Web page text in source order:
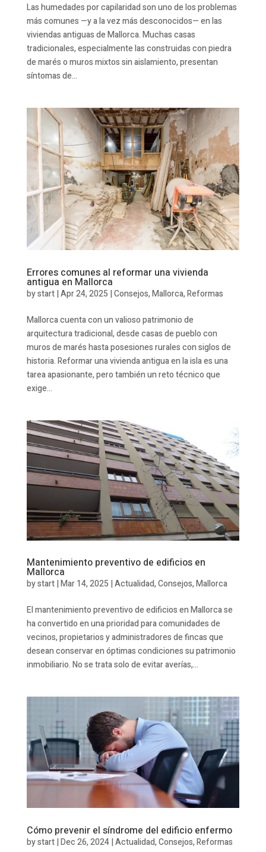
Las humedades por capilaridad son uno de los problemas
más comunes —y a la vez más desconocidos— en las
viviendas antiguas de Mallorca. Muchas casas
tradicionales, especialmente las construidas con piedra
de marés o muros mixtos sin aislamiento, presentan
síntomas de...
Errores comunes al reformar una vivienda
antigua en Mallorca
bystart|Apr 24, 2025 |Consejos,Mallorca,Reformas
Mallorca cuenta con un valioso patrimonio de
arquitectura tradicional, desde casas de pueblo con
muros de marés hasta posesiones rurales con siglos de
historia. Reformar una vivienda antigua en la isla es una
tarea apasionante, pero también un reto técnico que
exige...
Mantenimiento preventivo de edificios en
Mallorca
bystart|Mar 14, 2025 |Actualidad,Consejos,Mallorca
El mantenimiento preventivo de edificios en Mallorca se
ha convertido en una prioridad para comunidades de
vecinos, propietarios y administradores de fincas que
desean conservar en óptimas condiciones su patrimonio
inmobiliario. No se trata solo de evitar averías,...
Cómo prevenir el síndrome del edificio enfermo
bystart|Dec 26, 2024|Actualidad,Consejos,Reformas